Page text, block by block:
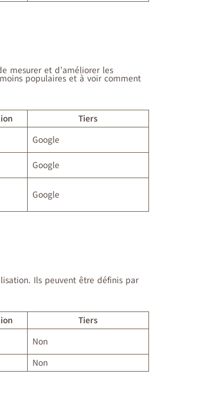
mesurer et d’améliorer les
populaires et à voir comment
Tiers
Google
Google
Google
Ils peuvent être définis par
Tiers
Non
Non